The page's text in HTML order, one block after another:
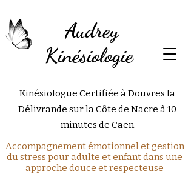
Audrey
Kinésiologie
Kinésiologue Certifiée à Douvres la
Délivrande sur la Côte de Nacre à 10
minutes de Caen
Accompagnement émotionnel et gestion
du stress pour adulte et enfant dans une
approche douce et respecteuse